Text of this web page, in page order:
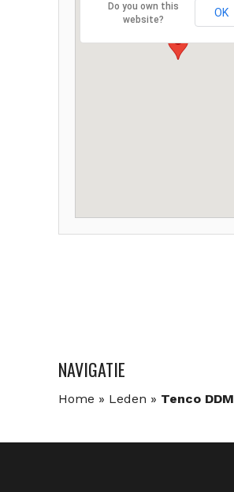
Do you own this
website?
OK
NAVIGATIE
Home » Leden » Tenco DDM